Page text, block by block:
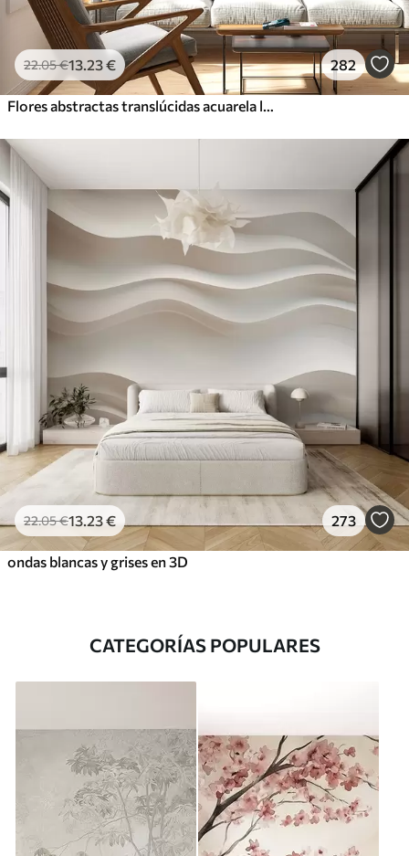
22.05€13 .23€ 282
22.05€13 .23€ 273
ondas blancas y grises en 3D
CATEGORÍAS POPULARES